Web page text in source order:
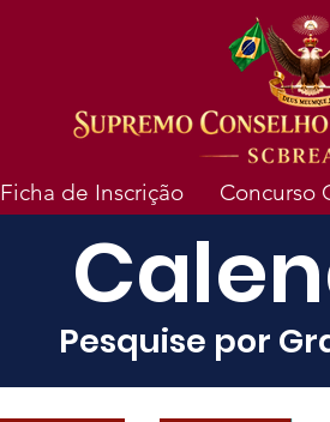
Ficha de Inscrição Concurso
Pesquise por